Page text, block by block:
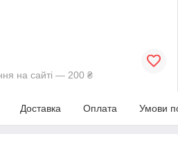
на сайті — 200 ₴
Доставка Оплата Умови